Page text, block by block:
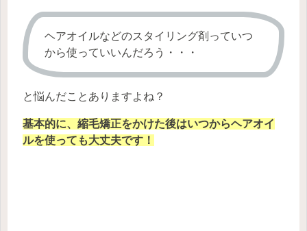
ヘアオイルなどのスタイリング剤っていつ
から使っていいんだろう・・・
と悩んだことありますよね？
基本的に、縮毛矯正をかけた後はいつからヘアオイ
ルを使っても大丈夫です！